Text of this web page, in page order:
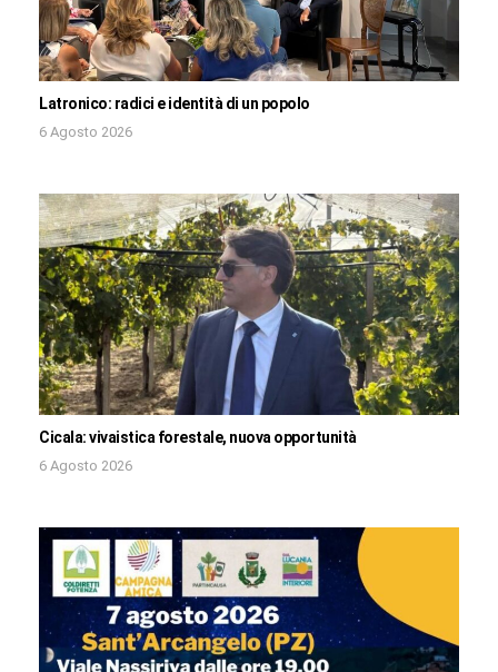
Latronico: radici e identità di un popolo
6 Agosto 2026
Cicala: vivaistica forestale, nuova opportunità
6 Agosto 2026